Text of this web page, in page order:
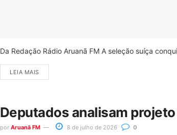
Da Redação Rádio Aruanã FM A seleção suíça
LEIA MAIS
Deputados analisam
por Aruanã FM 8 de julho de 2026 0